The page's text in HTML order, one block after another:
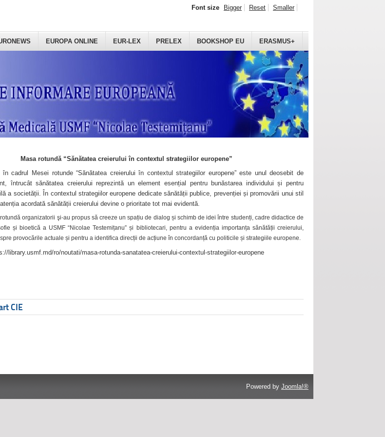
EUROPA ONLINE EUR-LEX PRELEX BOOKSHOP EU ERASMUS+
Font size Bigger Reset Smaller
Masa rotundă “Sănătatea creierului în contextul strategiilor europene”
în cadrul Mesei rotunde “Sănătatea creierului în contextul strategiilor europene” este unul deosebit de
întrucât sănătatea creierului reprezintă un element esențial pentru bunăstarea individului și pentru
a societății. În contextul strategiilor europene dedicate sănătății publice, prevenției și promovării unui stil
acordată sănătății creierului devine o prioritate tot mai evidentă.
organizatorii şi-au propus să creeze un spațiu de dialog și schimb de idei între studenți, cadre didactice de
și bioetică a USMF “Nicolae Testemițanu” și bibliotecari, pentru a evidenția importanța sănătății creierului,
provocările actuale și pentru a identifica direcții de acțiune în concordanță cu politicile și strategiile europene.
library.usmf.md/ro/noutati/masa-rotunda-sanatatea-creierului-contextul-strategiilor-europene
CIE
Powered by Joomla!®